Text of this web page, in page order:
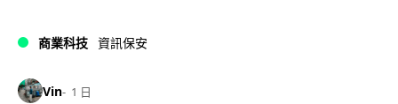
商業科技 資訊保安
Vin 1 日